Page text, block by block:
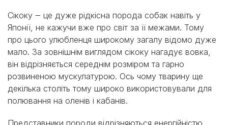
Сікоку ‒ це дуже рідкісна порода собак навіть у
Японії, не кажучи вже про світ за її межами. Тому
про цього улюбленця широкому загалу відомо дуже
мало. За зовнішнім виглядом сікоку нагадує вовка,
він відрізняється середнім розміром та гарно
розвиненою мускулатурою. Ось чому тварину ще
декілька століть тому широко використовували для
полювання на оленів і кабанів.
Представники породи відрізняються енергійністю.